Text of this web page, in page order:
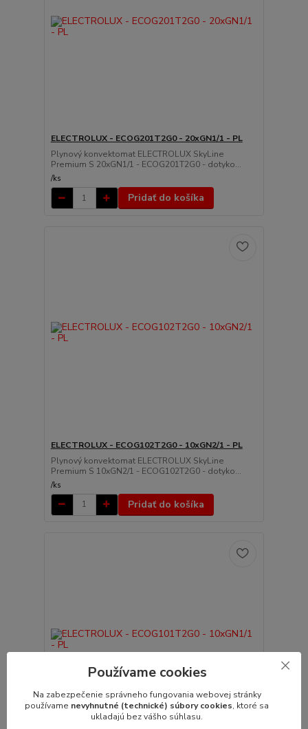
ELECTROLUX - ECOG201T2G0 - 20xGN1/1 - PL
Plynový konvektomat ELECTROLUX SkyLine
Premium S 20xGN1/1 - ECOG201T2G0 - dotyko...
/ks
Pridať do košíka
ELECTROLUX - ECOG102T2G0 - 10xGN2/1 - PL
Plynový konvektomat ELECTROLUX SkyLine
Premium S 10xGN2/1 - ECOG102T2G0 - dotyko...
/ks
Pridať do košíka
Používame cookies
Na zabezpečenie správneho fungovania webovej stránky
používame nevyhnutné (technické) súbory cookies, ktoré sa
ukladajú bez vášho súhlasu.